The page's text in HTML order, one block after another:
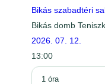
Bikás szabadtéri
Bikás domb
2026. 07. 12.
13:00